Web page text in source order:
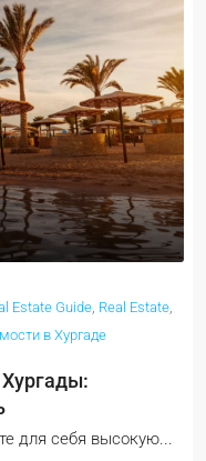
Estate Guide, Real Estate,
в Хургаде
для себя высокую...